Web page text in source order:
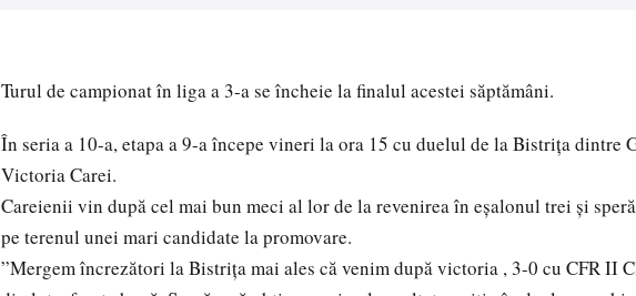
Turul de campionat în liga a 3-a se încheie la finalul acestei săptămâni.
În seria a 10-a, etapa a 9-a începe vineri la ora 15 cu duelul de la Bistrița dintre
Victoria Carei.
Careienii vin după cel mai bun meci al lor de la revenirea în eșalonul trei și
pe terenul unei mari candidate la promovare.
”Mergem încrezători la Bistrița mai ales că venim după victoria , 3-0 cu CFR II